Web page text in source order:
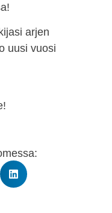
arjen
uusi vuosi